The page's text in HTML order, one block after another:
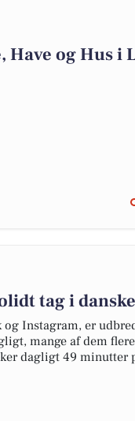
og Hus i
tag i
og Instagram, er
mange af dem
dagligt 49 minutter